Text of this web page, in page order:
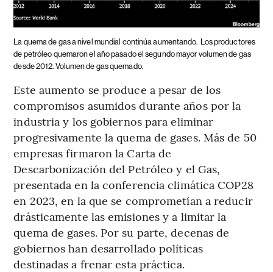
La quema de gas a nivel mundial continúa aumentando.
Los productores
de petróleo quemaron el año pasado el segundo mayor volumen de gas
desde 2012. Volumen de gas quemado.
Este aumento se produce a pesar de los
compromisos asumidos durante años por la
industria y los gobiernos para eliminar
progresivamente la quema de gases. Más de 50
empresas firmaron la Carta de
Descarbonización del Petróleo y el Gas,
presentada en la conferencia climática COP28
en 2023, en la que se comprometían a reducir
drásticamente las emisiones y a limitar la
quema de gases. Por su parte, decenas de
gobiernos han desarrollado políticas
destinadas a frenar esta práctica.